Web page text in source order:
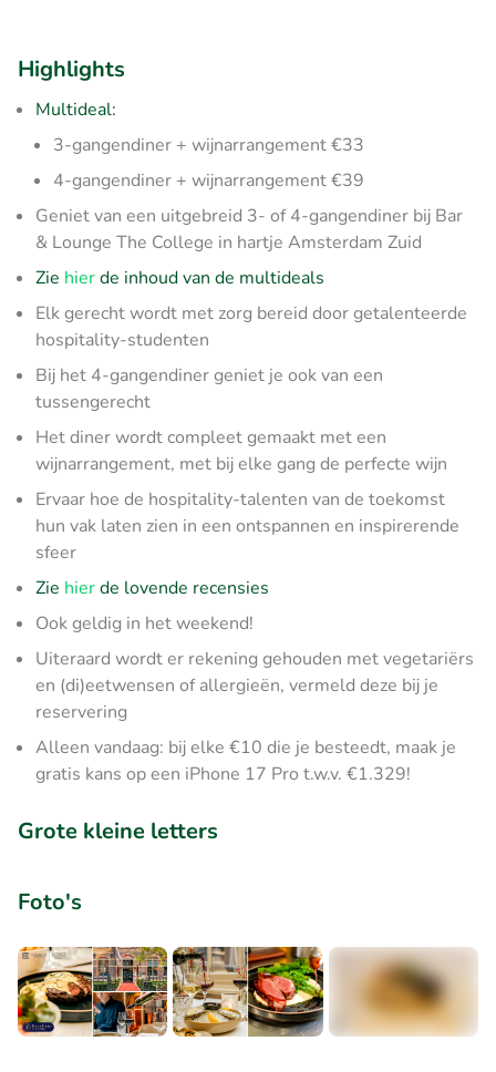
Highlights
Multideal:
3-gangendiner + wijnarrangement €33
4-gangendiner + wijnarrangement €39
Geniet van een uitgebreid 3- of 4-gangendiner bij Bar
& Lounge The College in hartje Amsterdam Zuid
Zie hierde inhoud van de multideals
Elk gerecht wordt met zorg bereid door getalenteerde
hospitality-studenten
Bij het 4-gangendiner geniet je ook van een
tussengerecht
Het diner wordt compleet gemaakt met een
wijnarrangement, met bij elke gang de perfecte wijn
Ervaar hoe de hospitality-talenten van de toekomst
hun vak laten zien in een ontspannen en inspirerende
sfeer
Zie hierde lovende recensies
Ook geldig in het weekend!
Uiteraard wordt er rekening gehouden met vegetariërs
en (di)eetwensen of allergieën, vermeld deze bij je
reservering
Alleen vandaag: bij elke €10 die je besteedt, maak je
gratis kans op een iPhone 17 Pro t.w.v. €1.329!
Grote kleine letters
Foto's